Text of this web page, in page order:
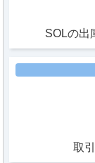
SOLの出
取